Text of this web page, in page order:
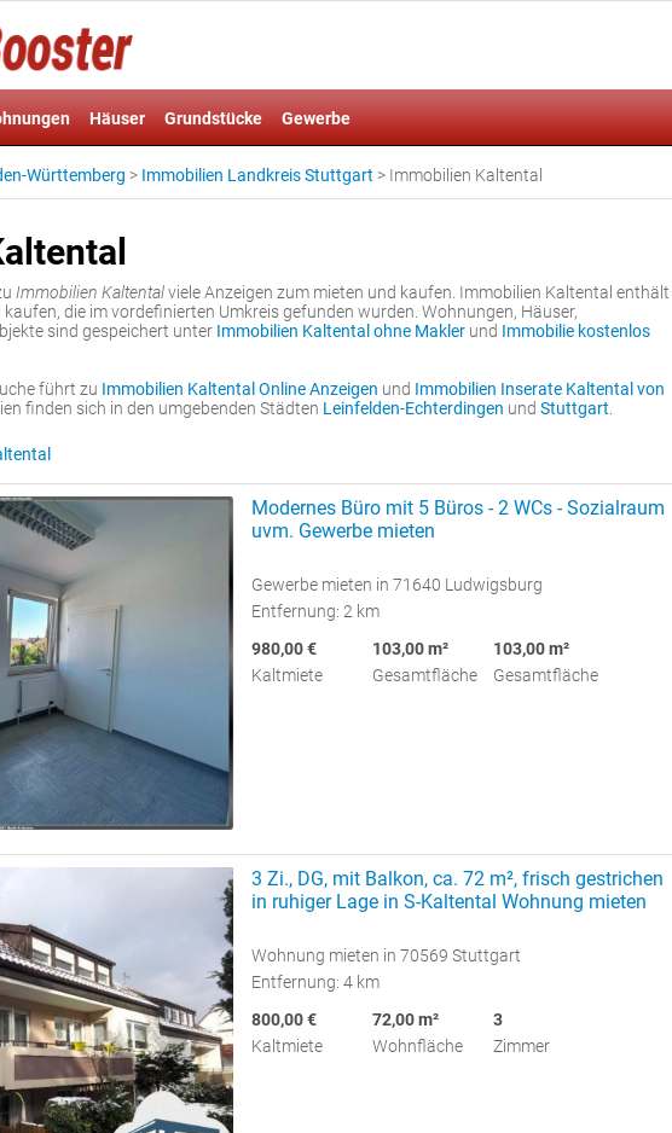
Häuser Grundstücke Gewerbe
Württemberg > Immobilien Landkreis Stuttgart > Immobilien Kaltental
Immobilien Kaltentalviele Anzeigen zum mieten und kaufen. Immobilien Kaltental enthält
die im vordefinierten Umkreis gefunden wurden. Wohnungen, Häuser,
sind gespeichert unter Immobilien Kaltental ohne Makler und Immobilie kostenlos
führt zu Immobilien Kaltental Online Anzeigen und Immobilien Inserate Kaltental von
finden sich in den umgebenden Städten Leinfelden-Echterdingen und Stuttgart
Modernes Büro mit 5 Büros - 2 WCs - Sozialraum
uvm. Gewerbe mieten
Gewerbe mieten in 71640 Ludwigsburg
Entfernung: 2 km
980,00 €
Kaltmiete
103,00 m²
Gesamtfläche
103,00 m²
Gesamtfläche
3 Zi., DG, mit Balkon, ca. 72 m², frisch gestrichen
in ruhiger Lage in S-Kaltental Wohnung mieten
Wohnung mieten in 70569 Stuttgart
Entfernung: 4 km
800,00 €
Kaltmiete
72,00 m²
Wohnfläche
3
Zimmer